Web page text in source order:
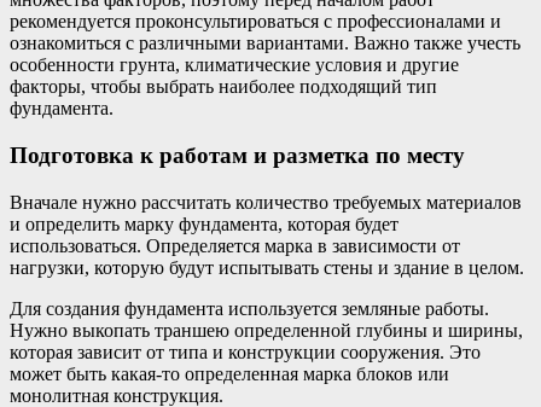
рекомендуется проконсультироваться с профессионалами и
ознакомиться с различными вариантами. Важно также учесть
особенности грунта, климатические условия и другие
факторы, чтобы выбрать наиболее подходящий тип
фундамента.
Подготовка к работам и разметка по месту
Вначале нужно рассчитать количество требуемых материалов
и определить марку фундамента, которая будет
использоваться. Определяется марка в зависимости от
нагрузки, которую будут испытывать стены и здание в целом.
Для создания фундамента используется земляные работы.
Нужно выкопать траншею определенной глубины и ширины,
которая зависит от типа и конструкции сооружения. Это
может быть какая-то определенная марка блоков или
монолитная конструкция.